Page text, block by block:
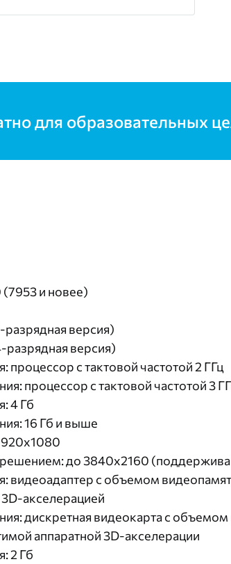
для образовательных
и новее)
версия)
версия)
с тактовой частотой 2 ГГц
процессор с тактовой частотой 3
4 Гб
16 Гб и выше
до 3840x2160
видеоадаптер с объемом
акселерацией
дискретная видеокарта с
аппаратной 3D-акселерации
2 Гб